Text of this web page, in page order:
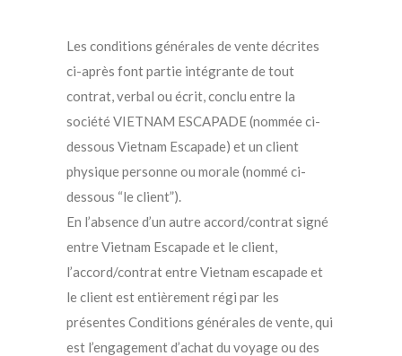
Les conditions générales de vente décrites
ci-après font partie intégrante de tout
contrat, verbal ou écrit, conclu entre la
société VIETNAM ESCAPADE (nommée ci-
dessous Vietnam Escapade) et un client
physique personne ou morale (nommé ci-
dessous “le client”).
En l’absence d’un autre accord/contrat signé
entre Vietnam Escapade et le client,
l’accord/contrat entre Vietnam escapade et
le client est entièrement régi par les
présentes Conditions générales de vente, qui
est l’engagement d’achat du voyage ou des